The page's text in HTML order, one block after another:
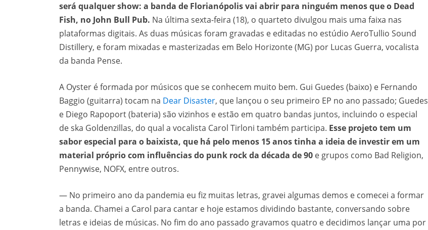
será qualquer show: a banda de Florianópolis vai abrir para ninguém menos que o Dead
Fish, no John Bull Pub. Na última sexta-feira (18), o quarteto divulgou mais uma faixa nas
plataformas digitais. As duas músicas foram gravadas e editadas no estúdio AeroTullio Sound
Distillery, e foram mixadas e masterizadas em Belo Horizonte (MG) por Lucas Guerra, vocalista
da banda Pense.
A Oyster é formada por músicos que se conhecem muito bem. Gui Guedes (baixo) e Fernando
Baggio (guitarra) tocam na Dear Disaster, que lançou o seu primeiro EP no ano passado; Guedes
e Diego Rapoport (bateria) são vizinhos e estão em quatro bandas juntos, incluindo o especial
de ska Goldenzillas, do qual a vocalista Carol Tirloni também participa. Esse projeto tem um
sabor especial para o baixista, que há pelo menos 15 anos tinha a ideia de investir em um
material próprio com influências do punk rock da década de 90 e grupos como Bad Religion,
Pennywise, NOFX, entre outros.
— No primeiro ano da pandemia eu fiz muitas letras, gravei algumas demos e comecei a formar
a banda. Chamei a Carol para cantar e hoje estamos dividindo bastante, conversando sobre
letras e ideias de músicas. No fim do ano passado gravamos quatro e decidimos lançar uma por